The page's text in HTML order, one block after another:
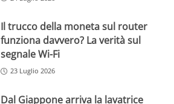
Il trucco della moneta sul router
funziona davvero? La verità sul
segnale Wi-Fi
23 Luglio 2026
Dal Giappone arriva la lavatrice